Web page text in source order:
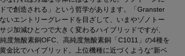
で創造される」という哲学があります。「Granster
いエントリーグレードを目ざして、いまやゾノトー
ジ加減ひとつで大きく変わるハイブリッドですが、
度無酸素銅OFC、高純度無酸素銅「C1011」の4種を
金比でハイブリッド。上位機種に近づくような“新ベ